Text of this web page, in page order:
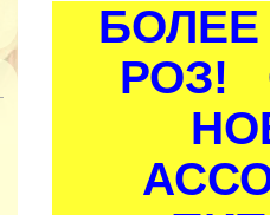
БОЛЕЕ
РОЗ!